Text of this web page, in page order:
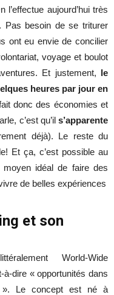
aujourd’hui très
Pas besoin de se triturer
ont eu envie de concilier
voyage et boulot
Et justement, le
heures par jour en
donc des économies et
c’est qu’il s’apparente
déjà). Le reste du
Et ça, c’est possible au
moyen idéal de faire des
de belles expériences
et son
World-Wide
à-dire « opportunités dans
». Le concept est né à